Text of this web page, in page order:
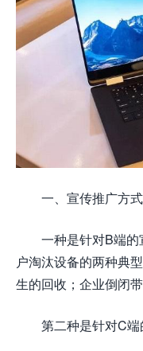
一、宣传推广方
一种是针对B端
户淘汰设备的两种典
生的回收；企业倒闭
第二种是针对C端